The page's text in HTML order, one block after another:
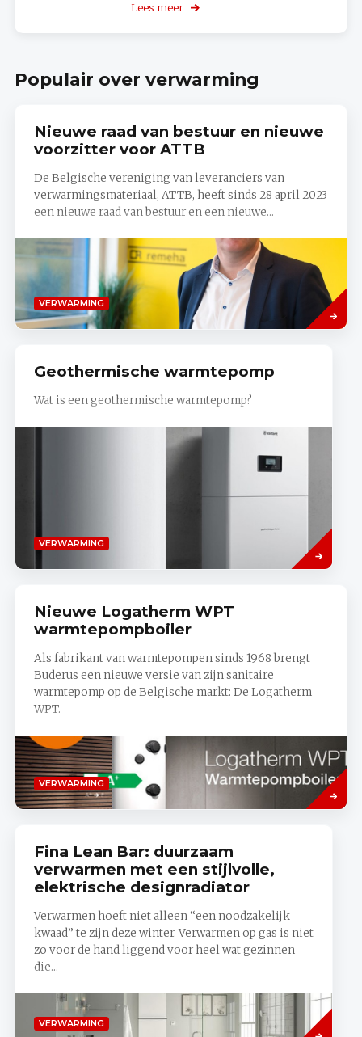
Lees meer over
Populair over verwarming
Nieuwe raad van bestuur en nieuwe
voorzitter voor ATTB
De Belgische vereniging van leveranciers van
verwarmingsmateriaal, ATTB, heeft sinds 28 april 2023
een nieuwe raad van bestuur en een nieuwe...
VERWARMING
Lees
meer
Geothermische warmtepomp
Wat is een geothermische warmtepomp?
VERWARMING
more
Nieuwe Logatherm WPT
warmtepompboiler
Als fabrikant van warmtepompen sinds 1968 brengt
Buderus een nieuwe versie van zijn sanitaire
warmtepomp op de Belgische markt: De Logatherm
WPT.
VERWARMING
Lees
meer
Fina Lean Bar: duurzaam
verwarmen met een stijlvolle,
elektrische designradiator
Verwarmen hoeft niet alleen “een noodzakelijk
kwaad” te zijn deze winter. Verwarmen op gas is niet
zo voor de hand liggend voor heel wat gezinnen
die...
VERWARMING
more